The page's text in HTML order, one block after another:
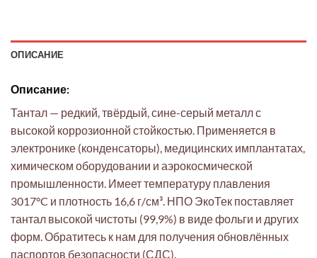
ОПИСАНИЕ
Описание:
Тантал — редкий, твёрдый, сине-серый металл с
высокой коррозионной стойкостью. Применяется в
электронике (конденсаторы), медицинских имплантатах,
химическом оборудовании и аэрокосмической
промышленности. Имеет температуру плавления
3017°C и плотность 16,6 г/см³. НПО ЭкоТек поставляет
тантал высокой чистоты (99,9%) в виде фольги и других
форм. Обратитесь к нам для получения обновлённых
паспортов безопасности (СДС).